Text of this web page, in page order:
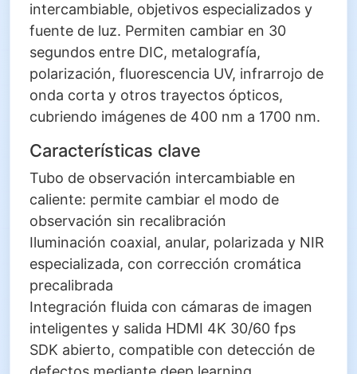
intercambiable, objetivos especializados y
fuente de luz. Permiten cambiar en 30
segundos entre DIC, metalografía,
polarización, fluorescencia UV, infrarrojo de
onda corta y otros trayectos ópticos,
cubriendo imágenes de 400 nm a 1700 nm.
Características clave
Tubo de observación intercambiable en
caliente: permite cambiar el modo de
observación sin recalibración
Iluminación coaxial, anular, polarizada y NIR
especializada, con corrección cromática
precalibrada
Integración fluida con cámaras de imagen
inteligentes y salida HDMI 4K 30/60 fps
SDK abierto, compatible con detección de